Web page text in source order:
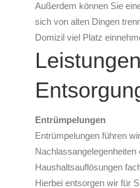
Außerdem können Sie
sich von alten Dingen
Domizil viel Platz
Leistungen
Entrümpelungen
Entrümpelungen führen
Nachlassangelegenheiten
Haushaltsauflösungen
Hierbei entsorgen wir für